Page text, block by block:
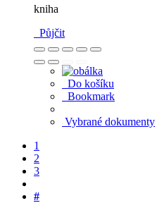
kniha
Půjčit
Do košíku
Bookmark
Vybrané dokumenty
1
2
3
#